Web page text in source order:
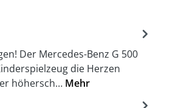
Der Mercedes-Benz G 500
die Herzen
höhersch… Mehr